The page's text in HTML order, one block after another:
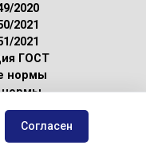
2020
2021
2021
ГОСТ
нормы
.
Согласен